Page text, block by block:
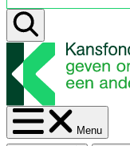
Menu